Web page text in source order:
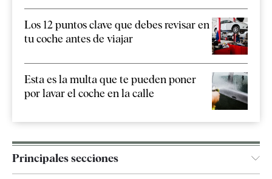
Los 12 puntos clave que debes revisar en
tu coche antes de viajar
Esta es la multa que te pueden poner
por lavar el coche en la calle
Principales secciones